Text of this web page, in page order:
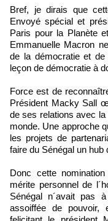
Bref, je dirais que
Envoyé spécial et
Paris pour la Planète
Emmanuelle Macron
de la démocratie et de
leçon de démocratie à
Force est de
Président Macky Sall
de ses relations avec
monde. Une approche
les projets de
faire du Sénégal un hub
Donc cette
mérite personnel de
Sénégal n´avait pas
assoiffée de